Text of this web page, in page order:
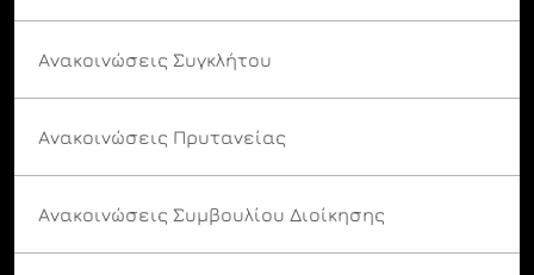
Ανακοινώσεις Συγκλήτου
Ανακοινώσεις Πρυτανείας
Ανακοινώσεις Συμβουλίου Διοίκησης